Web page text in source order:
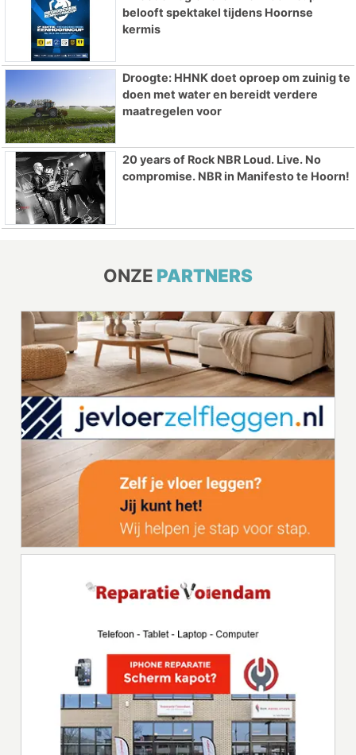
belooft spektakel tijdens Hoornse
kermis
Droogte: HHNK doet oproep om zuinig te
doen met water en bereidt verdere
maatregelen voor
20 years of Rock NBR Loud. Live. No
compromise. NBR in Manifesto te Hoorn!
ONZE PARTNERS